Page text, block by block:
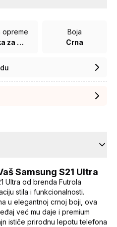
opreme
Maska za mobilni telefon
Boja
Crna
Samsung S21 Ultra
Ultra od brenda Futrola
stila i funkcionalnosti.
u elegantnoj crnoj boji, ova
već mu daje i premium
ističe prirodnu lepotu telefona